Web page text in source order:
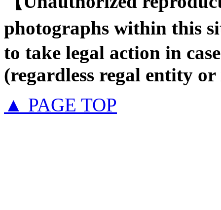
photographs within this
to take legal action in
(regardless regal entity
▲ PAGE TOP